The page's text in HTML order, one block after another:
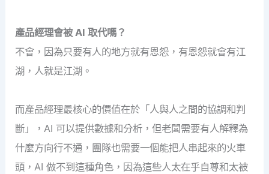
產品經理會被 AI 取代嗎？
不會，因為只要有人的地方就有恩怨，有恩怨就會有江
湖，人就是江湖。
而產品經理最核心的價值在於「人與人之間的協調和判
斷」，AI 可以提供數據和分析，但老闆需要有人解釋為
什麼方向行不通，團隊也需要一個能把人串起來的火車
頭，AI 做不到這種角色，因為這些人太在乎自尊和太被